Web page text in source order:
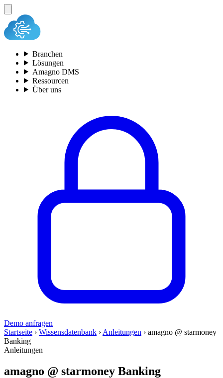
Branchen
Lösungen
Amagno DMS
Ressourcen
Über uns
Demo anfragen
Startseite › Wissensdatenbank › Anleitungen › amagno @ starmoney
Banking
Anleitungen
amagno @ starmoney Banking